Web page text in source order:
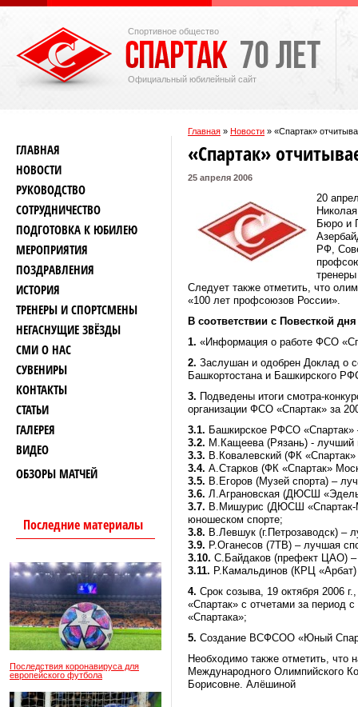
Спортивное общество
Официальный юбилейный сайт
Главная » Новости » «Спартак»
ГЛАВНАЯ
НОВОСТИ
РУКОВОДСТВО
СОТРУДНИЧЕСТВО
ПОДГОТОВКА К ЮБИЛЕЮ
МЕРОПРИЯТИЯ
ПОЗДРАВЛЕНИЯ
ИСТОРИЯ
ТРЕНЕРЫ И СПОРТСМЕНЫ
НЕГАСНУЩИЕ ЗВЁЗДЫ
СМИ О НАС
СУВЕНИРЫ
КОНТАКТЫ
СТАТЬИ
ГАЛЕРЕЯ
ВИДЕО
ОБЗОРЫ МАТЧЕЙ
Последние материалы
Последствия коронавируса для
европейского футбола
«Спартак»
25 апреля 2006
20
Бюро и
РФ,
Следует также отметить, что
«100 лет профсоюзов России».
В соответствии с Повесткой
1. «Информация о работе ФСО
2. Заслушан и одобрен Доклад о
Башкортостана и Башкирского
3. Подведены итоги смотра-
организации ФСО «Спартак» за
3.1. Башкирское РФСО
3.2. М.Кащеева (Рязань) ‑ лучший
3.3. В.Ковалевский (ФК
3.4. А.Старков (ФК «Спартак»
3.5. В.Егоров (Музей спорта) –
3.6. Л.Аграновская (ДЮСШ
3.7. В.Мишурис (ДЮСШ «Спартак-
юношеском спорте;
3.8. В.Левшук (г.Петрозаводск) –
3.9. Р.Оганесов (7ТВ) – лучшая
3.10. С.Байдаков (префект ЦАО) –
3.11. Р.Камальдинов (КРЦ
4. Срок созыва, 19 октября 2006
«Спартак» с отчетами за период
«Спартака»;
5. Создание ВСФСОО «Юный
Необходимо также отметить, что
Международного Олимпийского
Борисовне. Алёшиной